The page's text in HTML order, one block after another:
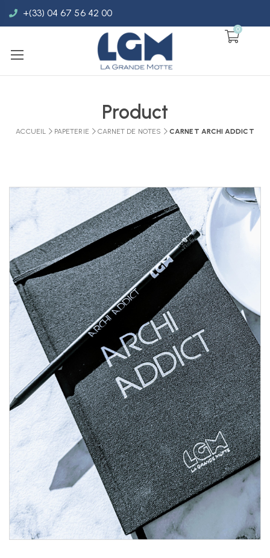
+(33) 04 67 56 42 00
0
Product
ACCUEIL PAPETERIE CARNET DE NOTES CARNET ARCHI ADDICT